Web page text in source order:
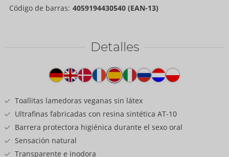
Código de barras: 4059194430540 (EAN-13)
Detalles
producto
Toallitas lamedoras veganas sin látex
Ultrafinas fabricadas con resina sintética AT-10
Barrera protectora higiénica durante el sexo oral
Sensación natural
Transparente e inodora